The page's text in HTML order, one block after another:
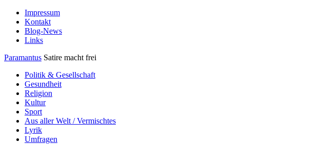
Impressum
Kontakt
Blog-News
Links
Paramantus Satire macht frei
Politik & Gesellschaft
Gesundheit
Religion
Kultur
Sport
Aus aller Welt / Vermischtes
Lyrik
Umfragen